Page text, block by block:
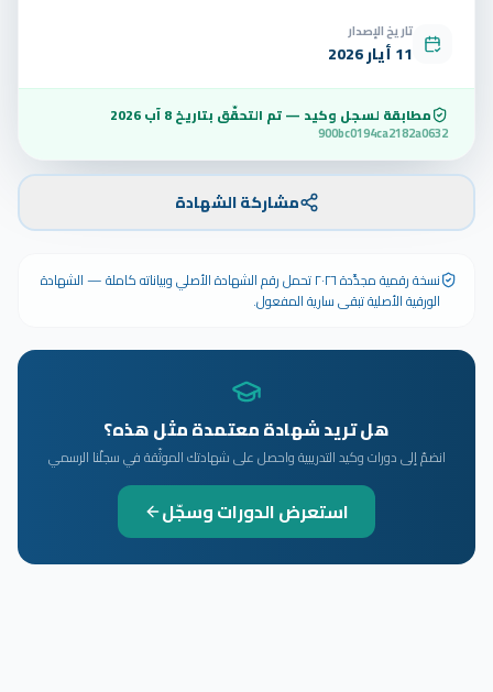
تاريخ الإصدار
11 أيار 2026
مطابقة لسجل وكيد — تم التحقّق بتاريخ8 آب 2026
900bc0194ca2182a0632
مشاركة الشهادة
نسخة رقمية مجدَّدة ٢٠٢٦ تحمل رقم الشهادة الأصلي وبياناته كاملة — الشهادة
الورقية الأصلية تبقى سارية المفعول.
هل تريد شهادة معتمدة مثل هذه؟
انضمّ إلى دورات وكيد التدريبية واحصل على شهادتك الموثّقة في سجلّنا الرسمي
استعرض الدورات وسجّل